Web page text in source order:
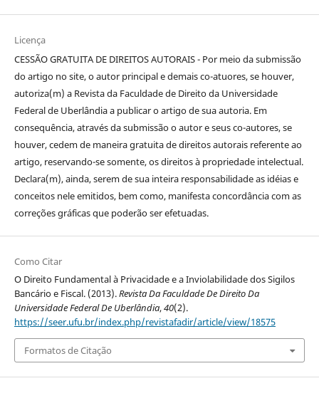
Licença
CESSÃO GRATUITA DE DIREITOS AUTORAIS - Por meio da submissão
do artigo no site, o autor principal e demais co-atuores, se houver,
autoriza(m) a Revista da Faculdade de Direito da Universidade
Federal de Uberlândia a publicar o artigo de sua autoria. Em
consequência, através da submissão o autor e seus co-autores, se
houver, cedem de maneira gratuita de direitos autorais referente ao
artigo, reservando-se somente, os direitos à propriedade intelectual.
Declara(m), ainda, serem de sua inteira responsabilidade as idéias e
conceitos nele emitidos, bem como, manifesta concordância com as
correções gráficas que poderão ser efetuadas.
Como Citar
O Direito Fundamental à Privacidade e a Inviolabilidade dos Sigilos
Bancário e Fiscal. (2013).Revista Da Faculdade De Direito Da
Universidade Federal De Uberlândia,40(2).
https://seer.ufu.br/index.php/revistafadir/article/view/18575
Formatos de Citação